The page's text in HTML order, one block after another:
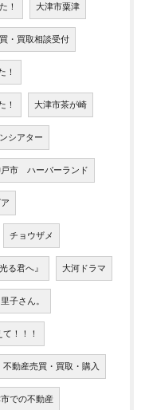
！ 大津市粟津
・買取相談受付
！
！ 大津市茶が崎
シアター
市 ハーバーランド
チョウザメ
る君へ』 大河ドラマ
子さん。
！！！
不動産売買・買取・購入
での不動産